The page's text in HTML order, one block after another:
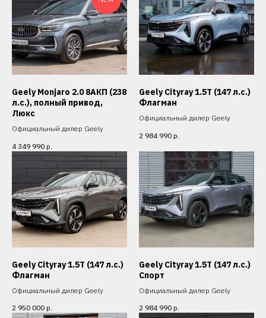
Geely Monjaro 2.0 8АКП (238
л.с.), полный привод,
Люкс
Официальный дилер Geely
4 349 990 р.
Geely Cityray 1.5T (147 л.с.)
Флагман
Официальный дилер Geely
2 984 990 р.
Geely Cityray 1.5T (147 л.с.)
Флагман
Официальный дилер Geely
2 950 000 р.
Geely Cityray 1.5T (147 л.с.)
Спорт
Официальный дилер Geely
2 984 990 р.